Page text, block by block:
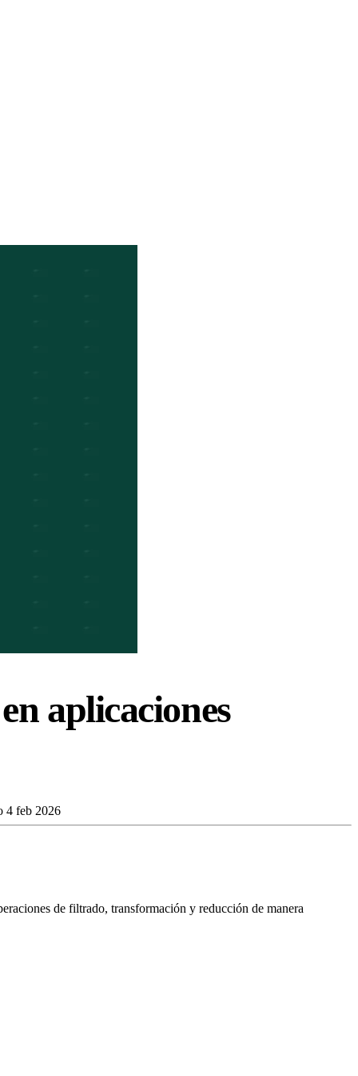
aplicaciones
4 feb 2026
de filtrado, transformación y reducción de manera